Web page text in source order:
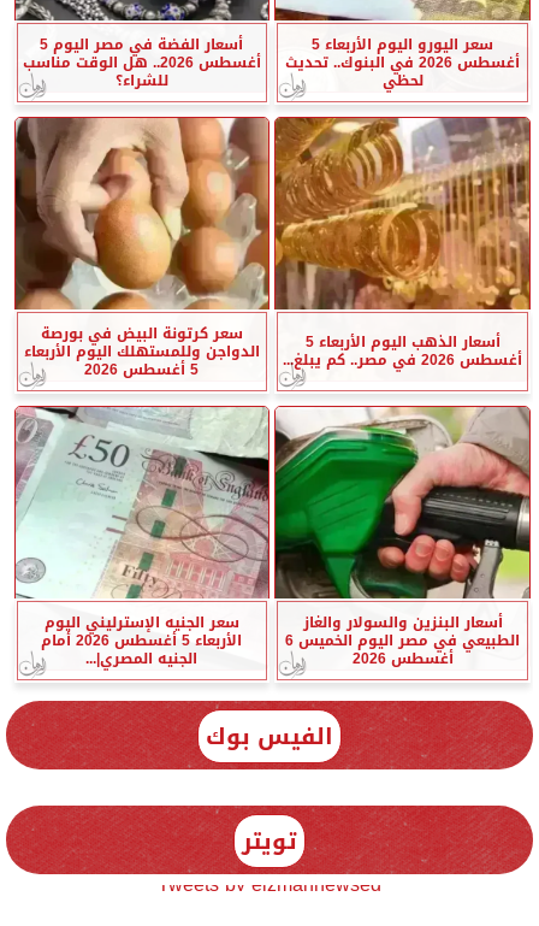
سعر اليورو اليوم الأربعاء 5
أغسطس 2026 في البنوك.. تحديث
لحظي
أسعار الفضة في مصر اليوم 5
أغسطس 2026.. هل الوقت مناسب
للشراء؟
أسعار الذهب اليوم الأربعاء 5
أغسطس 2026 في مصر.. كم يبلغ...
سعر كرتونة البيض في بورصة
الدواجن وللمستهلك اليوم الأربعاء
5 أغسطس 2026
أسعار البنزين والسولار والغاز
الطبيعي في مصر اليوم الخميس 6
أغسطس 2026
سعر الجنيه الإسترليني اليوم
الأربعاء 5 أغسطس 2026 أمام
الجنيه المصري|...
الفيس بوك
تويتر
Tweets by elzmannewseg